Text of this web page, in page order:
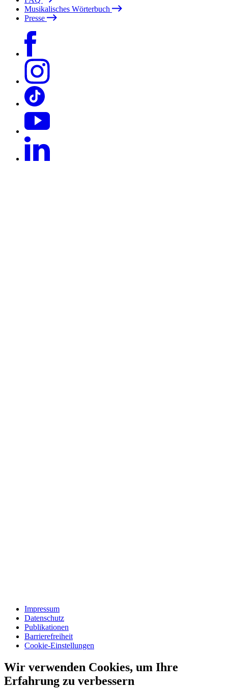
Musikalisches Wörterbuch
Presse
Impressum
Datenschutz
Publikationen
Barrierefreiheit
Cookie-Einstellungen
Wir verwenden Cookies, um Ihre
Erfahrung zu verbessern